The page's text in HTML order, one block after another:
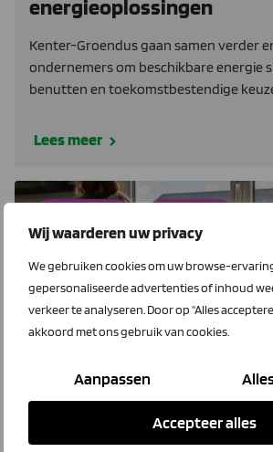
Wij waarderen uw privacy
We gebruiken cookies om uw browse-
gepersonaliseerde advertenties of inhoud
verkeer te analyseren. Door op "Alles
akkoord met ons gebruik van cookies.
Aanpassen
Accepteer alles
energieoplossingen
Kenter-Groendus gaan samen verder
ondernemers om beschikbare energie
benutten en toekomstbestendige
Lees meer
22 juli 2026
Salderen stopt. Wat zijn de
voor jou?